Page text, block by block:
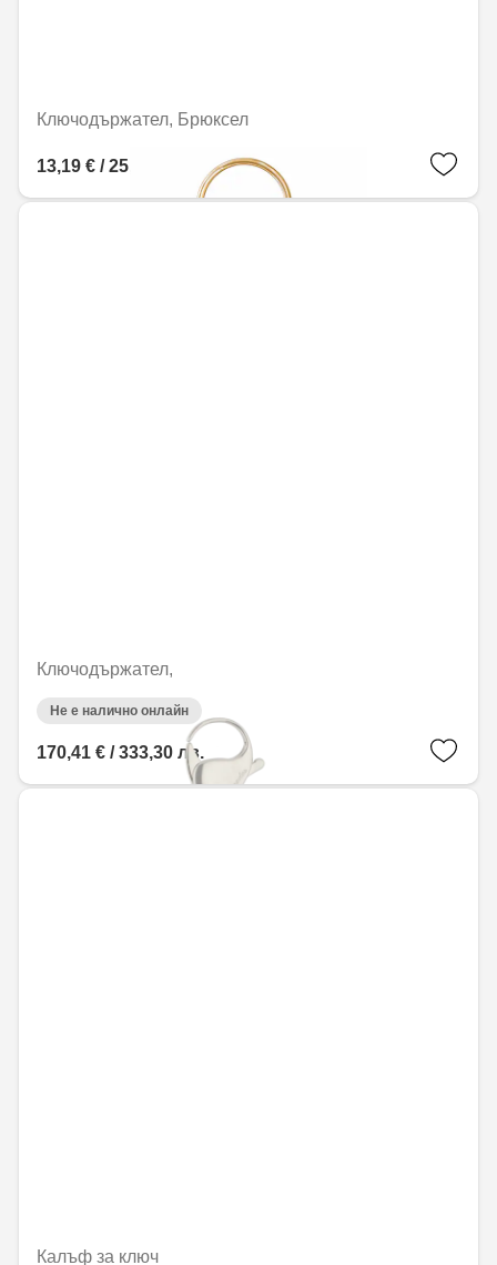
Ключодържател, Брюксел
13,19 € / 25,79 лв.
Ключодържател,
Не е налично онлайн
170,41 € / 333,30 лв.
Калъф за ключ